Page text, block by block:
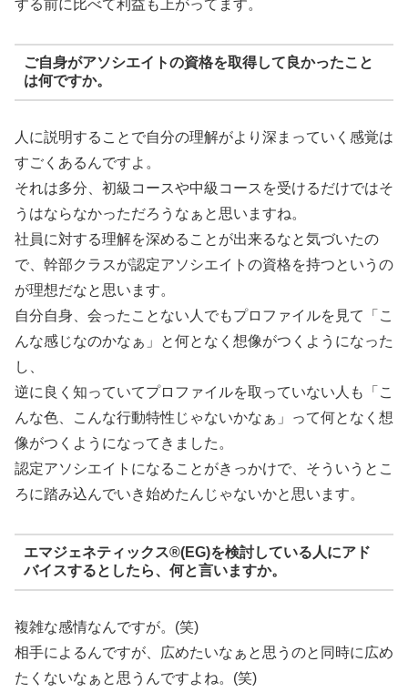
する前に比べて利益も上がってます。
ご自身がアソシエイトの資格を取得して良かったこと
は何ですか。
人に説明することで自分の理解がより深まっていく感覚は
すごくあるんですよ。
それは多分、初級コースや中級コースを受けるだけではそ
うはならなかっただろうなぁと思いますね。
社員に対する理解を深めることが出来るなと気づいたの
で、幹部クラスが認定アソシエイトの資格を持つというの
が理想だなと思います。
自分自身、会ったことない人でもプロファイルを見て「こ
んな感じなのかなぁ」と何となく想像がつくようになった
し、
逆に良く知っていてプロファイルを取っていない人も「こ
んな色、こんな行動特性じゃないかなぁ」って何となく想
像がつくようになってきました。
認定アソシエイトになることがきっかけで、そういうとこ
ろに踏み込んでいき始めたんじゃないかと思います。
エマジェネティックス®(EG)を検討している人にアド
バイスするとしたら、何と言いますか。
複雑な感情なんですが。(笑)
相手によるんですが、広めたいなぁと思うのと同時に広め
たくないなぁと思うんですよね。(笑)